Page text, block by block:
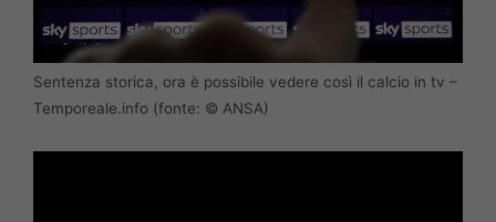
Sentenza storica, ora è possibile vedere così il calcio in tv –
Temporeale.info (fonte: © ANSA)